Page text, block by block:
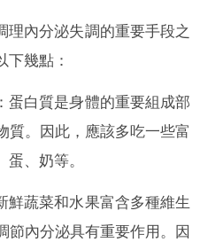
理內分泌失調的重要手段之
下幾點：
蛋白質是身體的重要組成部
質。因此，應該多吃一些富
、奶等。
鮮蔬菜和水果富含多種維生
節內分泌具有重要作用。因